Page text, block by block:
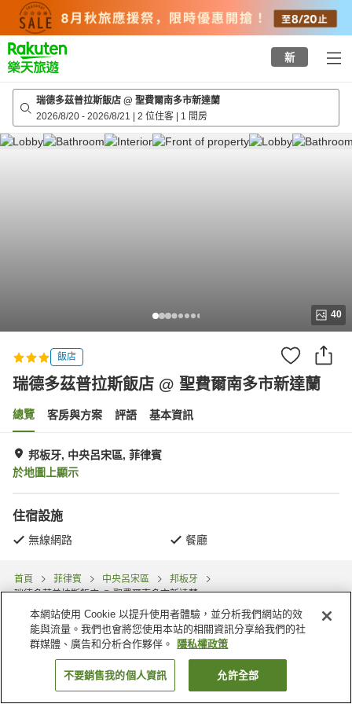
top
page
新
瑞德多茲普拉斯飯店 @ 聖費爾南多市新達蘭
2026/8/20 - 2026/8/21 | 2 位住客 | 1 間房
40
飯店
瑞德多茲普拉斯飯店 @ 聖費爾南多市新達蘭
總覽 客房與方案 評語 基本資訊
邦板牙, 中央呂宋區, 菲律賓
於地圖上顯示
住宿設施
無線網路 餐廳
首頁 菲律賓 中央呂宋區
邦板牙
瑞德多茲普拉斯飯店 @ 聖費爾南多市新達蘭
找客房
本網站使用 Cookie 以提升使用者體驗，並分析我們網站的效
能與流量。我們也會將您使用本站的相關資訊分享給我們的社
群媒體、廣告和分析合作夥伴。
隱私權政策
不要銷售我的個人資訊 允許全部